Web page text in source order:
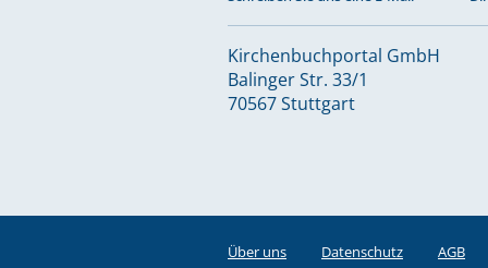
Kirchenbuchportal GmbH
Balinger Str. 33/1
70567 Stuttgart
Über uns Datenschutz AGB